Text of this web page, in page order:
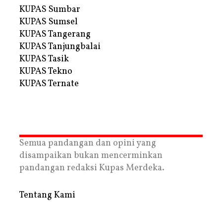
KUPAS Sumbar
KUPAS Sumsel
KUPAS Tangerang
KUPAS Tanjungbalai
KUPAS Tasik
KUPAS Tekno
KUPAS Ternate
Semua pandangan dan opini yang
disampaikan bukan mencerminkan
pandangan redaksi Kupas Merdeka.
Tentang Kami